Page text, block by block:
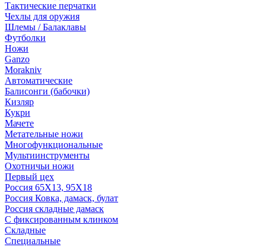
Тактические перчатки
Чехлы для оружия
Шлемы / Балаклавы
Футболки
Ножи
Ganzo
Morakniv
Автоматические
Балисонги (бабочки)
Кизляр
Кукри
Мачете
Метательные ножи
Многофункциональные
Мультиинструменты
Охотничьи ножи
Первый цех
Россия 65Х13, 95Х18
Россия Ковка, дамаск, булат
Россия складные дамаск
С фиксированным клинком
Складные
Специальные